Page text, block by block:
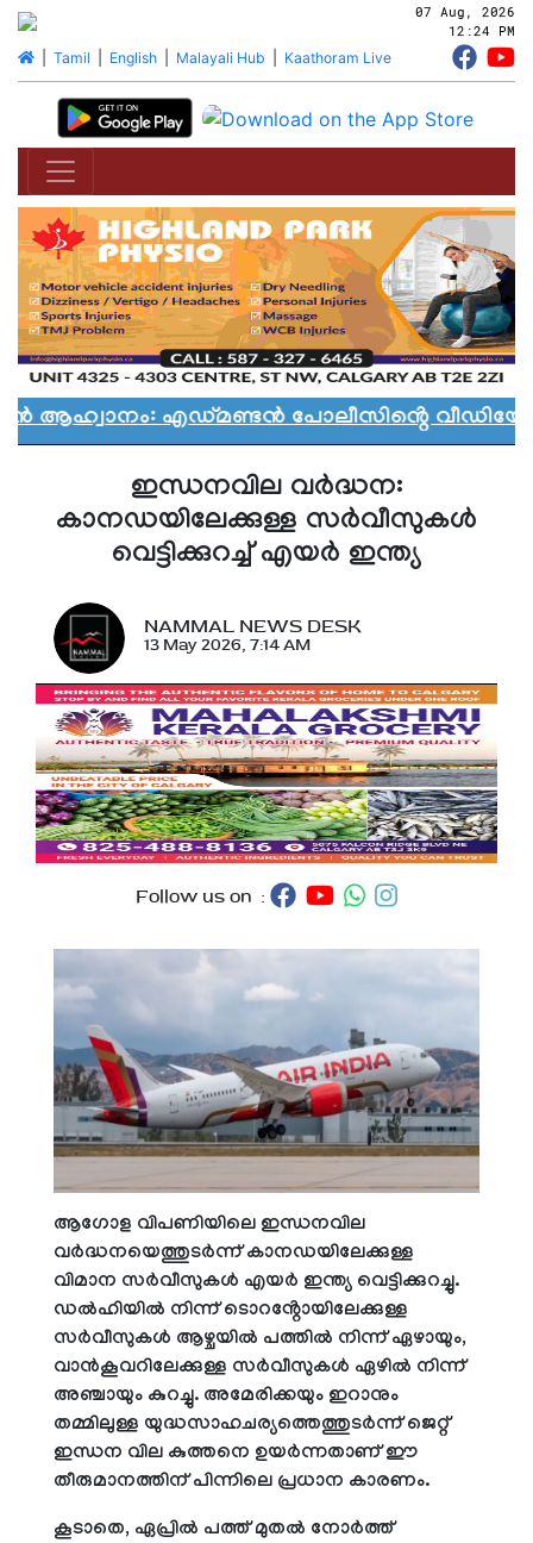
07 Aug, 2026
12:24 PM
| Tamil English| Malayali Hub Kaathoram Live
എഡ്മണ്ടൻ പോലീസിൻ്റെ വീഡിയോ
ഇന്ധനവില വർദ്ധന:
കാനഡയിലേക്കുള്ള സർവീസുകൾ
വെട്ടിക്കുറച്ച് എയർ ഇന്ത്യ
NAMMAL NEWS DESK
13 May 2026, 7:14 AM
Follow us on :
ആഗോള വിപണിയിലെ ഇന്ധനവില
വർദ്ധനയെത്തുടർന്ന് കാനഡയിലേക്കുള്ള
വിമാന സർവീസുകൾ എയർ ഇന്ത്യ വെട്ടിക്കുറച്ചു.
ഡൽഹിയിൽ നിന്ന് ടൊറൻ്റോയിലേക്കുള്ള
സർവീസുകൾ ആഴ്ചയിൽ പത്തിൽ നിന്ന് ഏഴായും,
വാൻകൂവറിലേക്കുള്ള സർവീസുകൾ ഏഴിൽ നിന്ന്
അഞ്ചായും കുറച്ചു. അമേരിക്കയും ഇറാനും
തമ്മിലുള്ള യുദ്ധസാഹചര്യത്തെത്തുടർന്ന് ജെറ്റ്
ഇന്ധന വില കുത്തനെ ഉയർന്നതാണ് ഈ
തീരുമാനത്തിന് പിന്നിലെ പ്രധാന കാരണം.
കൂടാതെ, ഏപ്രിൽ പത്ത് മുതൽ നോർത്ത്